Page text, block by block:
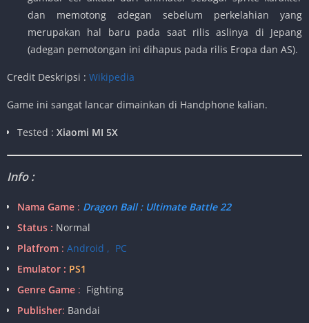
dan memotong adegan sebelum perkelahian yang
merupakan hal baru pada saat rilis aslinya di Jepang
(adegan pemotongan ini dihapus pada rilis Eropa dan AS).
Credit Deskripsi : Wikipedia
Game ini sangat lancar dimainkan di Handphone kalian.
Tested : Xiaomi MI 5X
Info :
Nama Game : Dragon Ball : Ultimate Battle 22
Status : Normal
Platfrom : Android , PC
Emulator : PS1
Genre Game : Fighting
Publisher: Bandai